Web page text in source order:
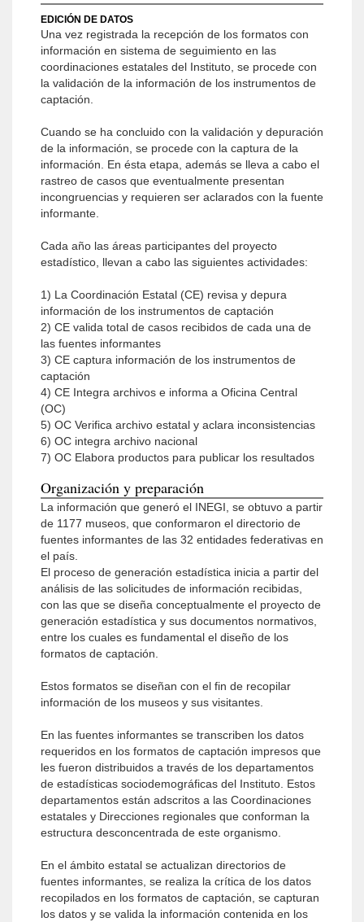
EDICIÓN DE DATOS
Una vez registrada la recepción de los formatos con
información en sistema de seguimiento en las
coordinaciones estatales del Instituto, se procede con
la validación de la información de los instrumentos de
captación.
Cuando se ha concluido con la validación y depuración
de la información, se procede con la captura de la
información. En ésta etapa, además se lleva a cabo el
rastreo de casos que eventualmente presentan
incongruencias y requieren ser aclarados con la fuente
informante.
Cada año las áreas participantes del proyecto
estadístico, llevan a cabo las siguientes actividades:
1) La Coordinación Estatal (CE) revisa y depura
información de los instrumentos de captación
2) CE valida total de casos recibidos de cada una de
las fuentes informantes
3) CE captura información de los instrumentos de
captación
4) CE Integra archivos e informa a Oficina Central
(OC)
5) OC Verifica archivo estatal y aclara inconsistencias
6) OC integra archivo nacional
7) OC Elabora productos para publicar los resultados
Organización y preparación
La información que generó el INEGI, se obtuvo a partir
de 1177 museos, que conformaron el directorio de
fuentes informantes de las 32 entidades federativas en
el país.
El proceso de generación estadística inicia a partir del
análisis de las solicitudes de información recibidas,
con las que se diseña conceptualmente el proyecto de
generación estadística y sus documentos normativos,
entre los cuales es fundamental el diseño de los
formatos de captación.
Estos formatos se diseñan con el fin de recopilar
información de los museos y sus visitantes.
En las fuentes informantes se transcriben los datos
requeridos en los formatos de captación impresos que
les fueron distribuidos a través de los departamentos
de estadísticas sociodemográficas del Instituto. Estos
departamentos están adscritos a las Coordinaciones
estatales y Direcciones regionales que conforman la
estructura desconcentrada de este organismo.
En el ámbito estatal se actualizan directorios de
fuentes informantes, se realiza la crítica de los datos
recopilados en los formatos de captación, se capturan
los datos y se valida la información contenida en los